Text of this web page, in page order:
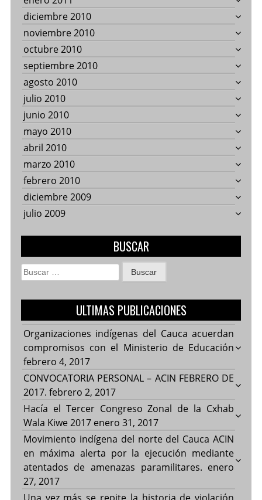
diciembre 2010
noviembre 2010
octubre 2010
septiembre 2010
agosto 2010
julio 2010
junio 2010
mayo 2010
abril 2010
marzo 2010
febrero 2010
diciembre 2009
julio 2009
BUSCAR
Buscar:
ULTIMAS PUBLICACIONES
Organizaciones indígenas del Cauca acuerdan
compromisos con el Ministerio de Educación
febrero 4, 2017
CONVOCATORIA PERSONAL – ACIN FEBRERO DE
2017. febrero 2, 2017
Hacía el Tercer Congreso Zonal de la Cxhab
Wala Kiwe 2017 enero 31, 2017
Movimiento indígena del norte del Cauca ACIN
en máxima alerta por la ejecución mediante
atentados de amenazas paramilitares. enero
27, 2017
Una vez más se repite la historia de violación